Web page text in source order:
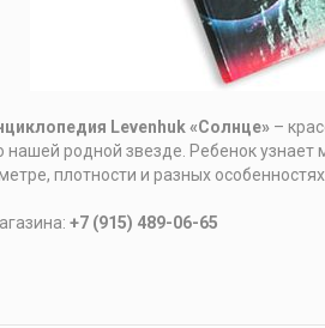
Levenhuk «Солнце» –
нашей родной звезде. Ребенок
плотности и разных особенностях.
+7 (915) 489-06-65